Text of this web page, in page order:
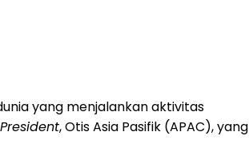
yang menjalankan aktivitas
President, Otis Asia Pasifik (APAC), yang